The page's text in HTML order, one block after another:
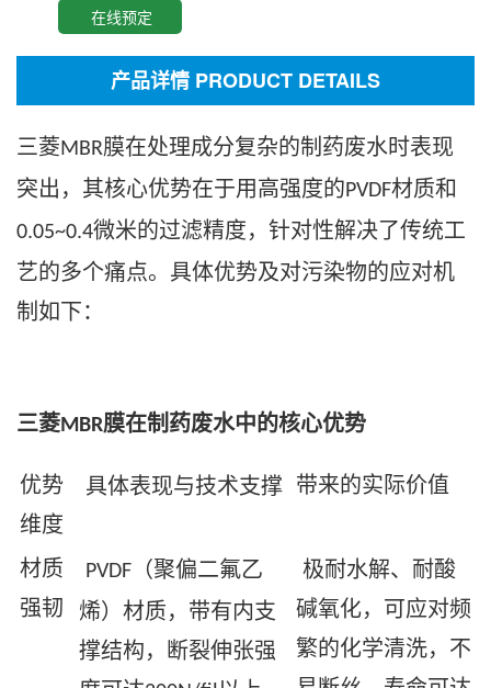
在线预定
产品详情 PRODUCT DETAILS
三菱 MBR膜在处理成分复杂的制药废水时表现
突出，其核心优势在于用高强度的 PVDF材质和
0.05~0.4微米的过滤精度，针对性解决了传统工
艺的多个痛点。具体优势及对污染物的应对机
制如下：
三菱MBR膜在制药废水中的核心优势
优势
维度
具体表现与技术支撑 带来的实际价值
材质
强韧
PVDF （聚偏二氟乙
烯）材质，带有内支
撑结构，断裂伸张强
极耐水解、耐酸
碱氧化，可应对频
繁的化学清洗，不